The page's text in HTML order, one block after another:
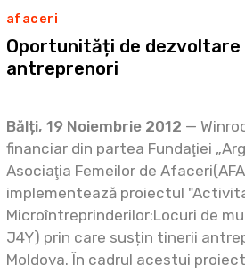
afaceri
Oportunități de
antreprenori
Bălți, 19 Noiembrie 2012 —
financiar din partea Fundaţiei
Asociaţia Femeilor de
implementează proiectul
Microîntreprinderilor:Locuri de
J4Y) prin care susțin tinerii
Moldova. În cadrul acestui